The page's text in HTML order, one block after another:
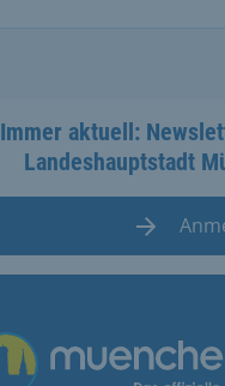
Immer aktuell:
Landeshauptstadt